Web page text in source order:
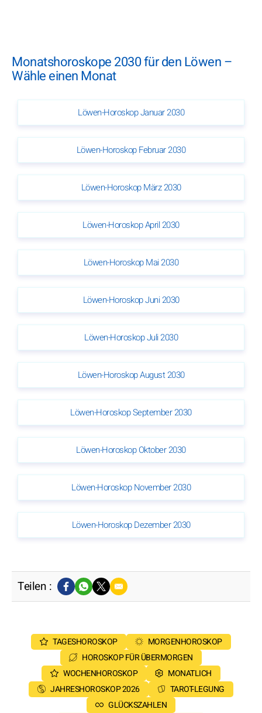
Monatshoroskope 2030 für den Löwen –
Wähle einen Monat
Löwen-Horoskop Januar 2030
Löwen-Horoskop Februar 2030
Löwen-Horoskop März 2030
Löwen-Horoskop April 2030
Löwen-Horoskop Mai 2030
Löwen-Horoskop Juni 2030
Löwen-Horoskop Juli 2030
Löwen-Horoskop August 2030
Löwen-Horoskop September 2030
Löwen-Horoskop Oktober 2030
Löwen-Horoskop November 2030
Löwen-Horoskop Dezember 2030
Teilen :
TAGESHOROSKOP
MORGENHOROSKOP
HOROSKOP FÜR ÜBERMORGEN
WOCHENHOROSKOP
MONATLICH
JAHRESHOROSKOP 2026
TAROT-LEGUNG
GLÜCKSZAHLEN